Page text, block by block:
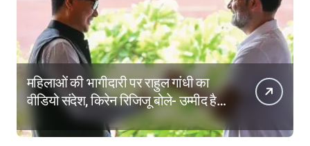
महिलाओं की भागीदारी पर राहुल गांधी का
वीडियो संदेश, किरेन रिजिजू बोले- उम्मीद है
महिला आरक्षण बिल का बिना शर्त करेंगे
समर्थन